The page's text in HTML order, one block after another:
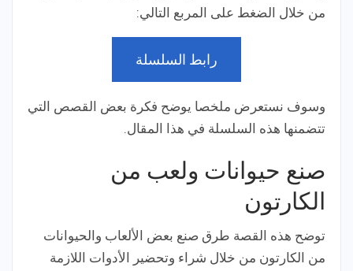
من خلال الضغط على المربع التالي:
رابط السلسلة
وسوف نستعرض ملخصا يوضح فكرة بعض القصص التي
تتضمنها هذه السلسلة في هذا المقال.
صنع حيوانات ولعب من
الكارتون
توضح هذه القصة طرق صنع بعض الألعاب والحيوانات
من الكارتون من خلال شراء وتحضير الأدوات اللازمة